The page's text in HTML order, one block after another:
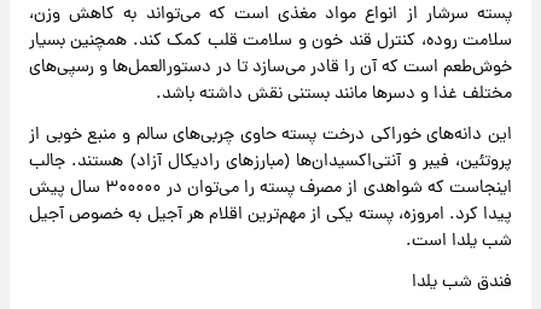
پسته سرشار از انواع مواد مغذی است که می‌تواند به کاهش وزن،
سلامت روده، کنترل قند خون و سلامت قلب کمک کند. همچنین بسیار
خوش‌طعم است که آن را قادر می‌سازد تا در دستورالعمل‌ها و رسپی‌های
مختلف غذا و دسرها مانند بستنی نقش داشته باشد.
این دانه‌های خوراکی درخت پسته حاوی چربی‌های سالم و منبع خوبی از
پروتئین، فیبر و آنتی‌اکسیدان‌ها (مبارزهای رادیکال آزاد) هستند. جالب
اینجاست که شواهدی از مصرف پسته را می‌توان در ۳۰۰۰۰۰ سال پیش
پیدا کرد. امروزه، پسته یکی از مهم‌ترین اقلام هر آجیل به خصوص آجیل
شب یلدا است.
فندق شب یلدا